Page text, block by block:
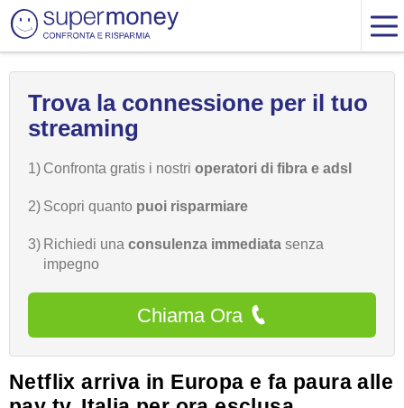
Trova la connessione per il tuo
streaming
1) Confronta gratis i nostri operatori di fibra e adsl
2) Scopri quanto puoi risparmiare
3) Richiedi una consulenza immediata senza
impegno
Chiama Ora
Netflix arriva in Europa e fa paura alle